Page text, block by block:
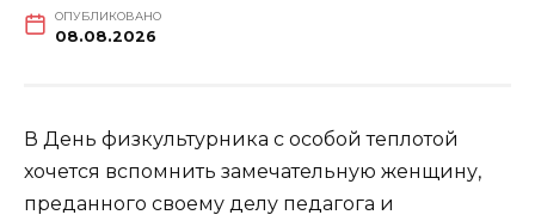
ОПУБЛИКОВАНО
08.08.2026
В День физкультурника с особой теплотой
хочется вспомнить замечательную женщину,
преданного своему делу педагога и